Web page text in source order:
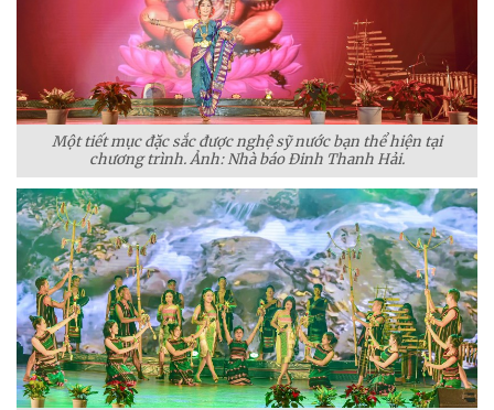
Một tiết mục đặc sắc được nghệ sỹ nước bạn thể hiện tại
chương trình. Ảnh: Nhà báo Đinh Thanh Hải.